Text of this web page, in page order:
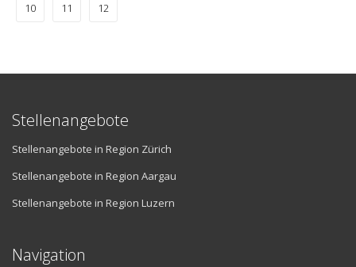
10
11 12
Stellenangebote
Stellenangebote in Region Zürich
Stellenangebote in Region Aargau
Stellenangebote in Region Luzern
Navigation